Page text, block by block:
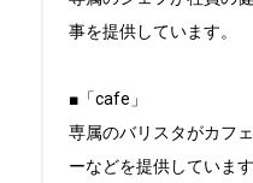
事を提供しています。
■「cafe」
専属のバリスタがカフ
ーなどを提供しています